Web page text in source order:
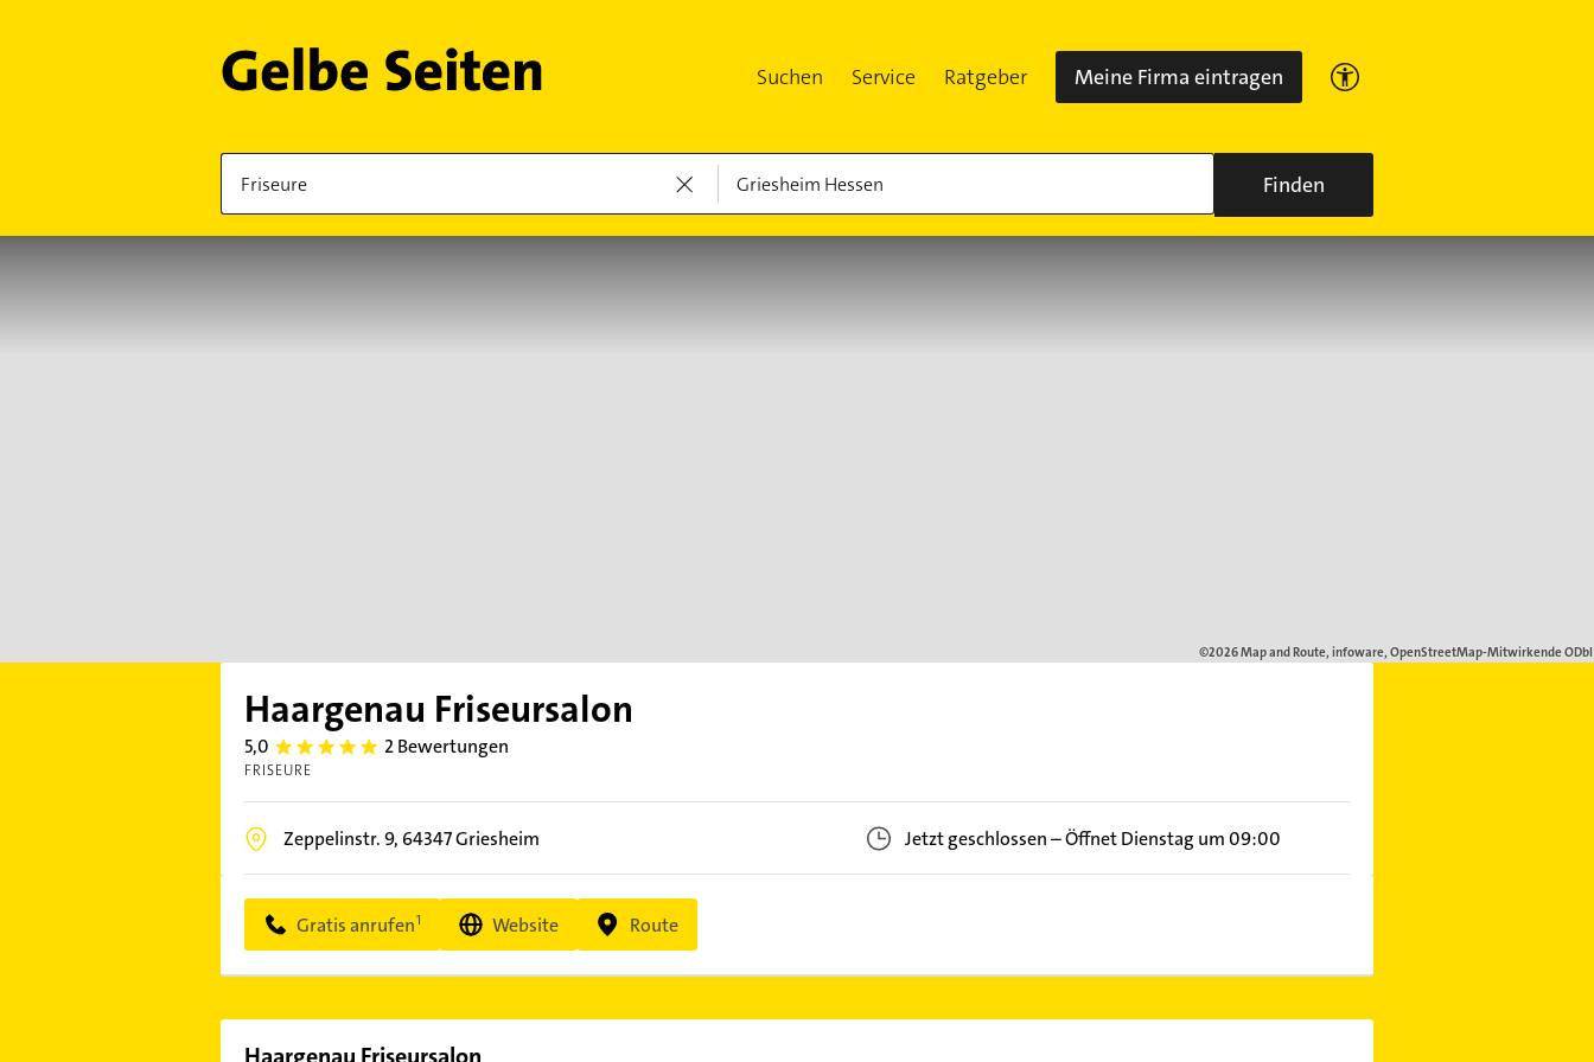
Suchen Service Ratgeber Meine Firma eintragen
Finden
Haargenau Friseursalon
5,0 5.0 2 Bewertungen
FRISEURE
Zeppelinstr. 9, 64347Griesheim Jetzt geschlossen–Öffnet Dienstag um 09:00
Gratis anrufen Website Route